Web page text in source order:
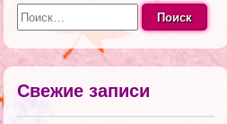
Найти:
Свежие записи